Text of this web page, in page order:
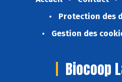
Protection des
Gestion des
Biocoop